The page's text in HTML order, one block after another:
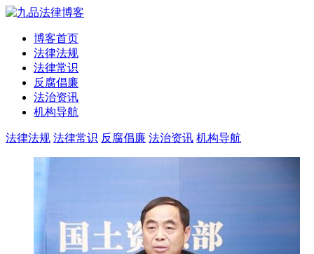
博客首页
法律法规
法律常识
反腐倡廉
法治资讯
机构导航
法律法规 法律常识 反腐倡廉 法治资讯 机构导航